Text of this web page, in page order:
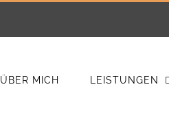
ÜBER MICH LEISTUNGEN